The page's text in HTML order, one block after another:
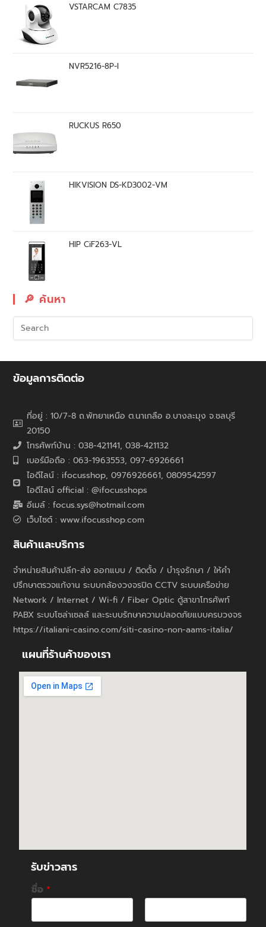
VSTARCAM C7835
NVR5216-8P-I
RUCKUS R650
HIKVISION DS-KD3002-VM
HIP CiF263-VL
🔎︎ ค้นหา
ข้อมูลการติดต่อ
ที่อยู่ : 10/7-8 ถ.พัทยาเหนือ ต.นาเกลือ อ.บางละมุง จ.ชลบุรี
20150
โทรศัพท์บ้าน : 038-421141, 038-421132
เบอร์มือถือ : 063-1963553, 097-6926661
ไอดีไลน์ : ifocusshop, 0976926661, 0809542597
ไอดีไลน์ official : @ifocusshops
อีเมล์ : focus.sys@hotmail.com
เว็บไซต์ : www.ifocusshop.com
สินค้าและบริการ
จำหน่ายสินค้าปลีก-ส่ง ออกแบบ / ติดตั้ง / บำรุงรักษา / ให้คำ
ปรึกษาตรวจแก้งาน ระบบกล้องวงจรปิด CCTV ระบบเครือข่าย
Network / Internet / Wi-fi / Fiber Optic ตู้สาขาโทรศัพท์
PABX ระบบโซล่าเซลล์ และระบบรักษาความปลอดภัยแบบครบวงจร
https://italiani-casino.com/siti-casino-non-aams-italia/
แผนที่ร้านค้าของเรา
รับข่าวสาร
ชื่อ *